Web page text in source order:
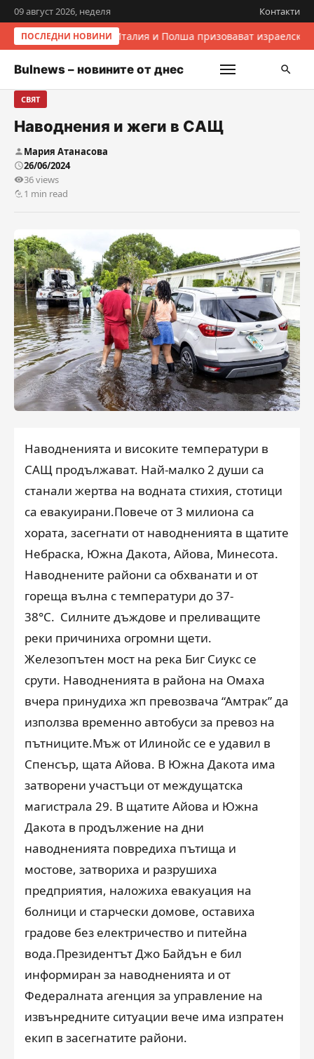
09 август 2026, неделя Контакти
ПОСЛЕДНИ НОВИНИ Италия и Полша призовават
Bulnews – новините от днес
СВЯТ
Наводнения и жеги в САЩ
Мария Атанасова
26/06/2024
36 views
1 min read
Наводненията и високите температури в
САЩ продължават. Най-малко 2 души са
станали жертва на водната стихия, стотици
са евакуирани.Повече от 3 милиона са
хората, засегнати от наводненията в щатите
Небраска, Южна Дакота, Айова, Минесота.
Наводнените райони са обхванати и от
гореща вълна с температури до 37-
38°C. Силните дъждове и преливащите
реки причиниха огромни щети.
Железопътен мост на река Биг Сиукс се
срути. Наводненията в района на Омаха
вчера принудиха жп превозвача “Амтрак” да
използва временно автобуси за превоз на
пътниците.Мъж от Илинойс се е удавил в
Спенсър, щата Айова. В Южна Дакота има
затворени участъци от междущатска
магистрала 29. В щатите Айова и Южна
Дакота в продължение на дни
наводненията повредиха пътища и
мостове, затвориха и разрушиха
предприятия, наложиха евакуация на
болници и старчески домове, оставиха
градове без електричество и питейна
вода.Президентът Джо Байдън е бил
информиран за наводненията и от
Федералната агенция за управление на
извънредните ситуации вече има изпратен
екип в засегнатите райони.